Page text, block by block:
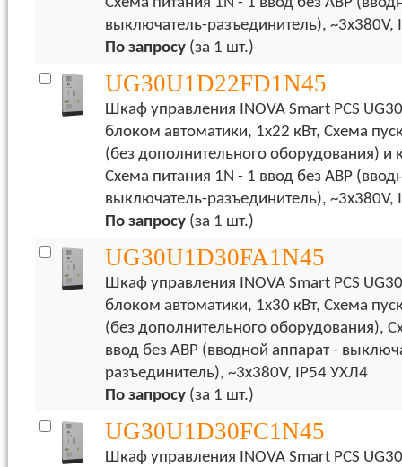
выключатель-разъединитель), ~3x380V,
По запросу (за 1 шт.)
UG30U1D22FD1N45
Шкаф управления INOVA Smart PCS
блоком автоматики, 1х22 кВт, Схема
(без дополнительного оборудования)
Схема питания 1N - 1 ввод без АВР
выключатель-разъединитель), ~3x380V,
По запросу (за 1 шт.)
UG30U1D30FA1N45
Шкаф управления INOVA Smart PCS
блоком автоматики, 1х30 кВт, Схема
(без дополнительного оборудования),
ввод без АВР (вводной аппарат -
разъединитель), ~3x380V, IP54 УХЛ4
По запросу (за 1 шт.)
UG30U1D30FC1N45
Шкаф управления INOVA Smart PCS